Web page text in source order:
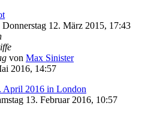
Donnerstag 12. März 2015, 17:43
von Max Sinister
2016, 14:57
April 2016 in London
13. Februar 2016, 10:57